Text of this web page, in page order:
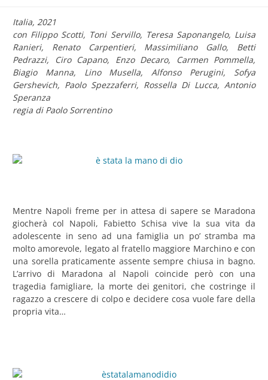
Italia, 2021
con Filippo Scotti, Toni Servillo, Teresa Saponangelo, Luisa
Ranieri, Renato Carpentieri, Massimiliano Gallo, Betti
Pedrazzi, Ciro Capano, Enzo Decaro, Carmen Pommella,
Biagio Manna, Lino Musella, Alfonso Perugini, Sofya
Gershevich, Paolo Spezzaferri, Rossella Di Lucca, Antonio
Speranza
regia di Paolo Sorrentino
Mentre Napoli freme per in attesa di sapere se Maradona
giocherà col Napoli, Fabietto Schisa vive la sua vita da
adolescente in seno ad una famiglia un po’ stramba ma
molto amorevole, legato al fratello maggiore Marchino e con
una sorella praticamente assente sempre chiusa in bagno.
L’arrivo di Maradona al Napoli coincide però con una
tragedia famigliare, la morte dei genitori, che costringe il
ragazzo a crescere di colpo e decidere cosa vuole fare della
propria vita…